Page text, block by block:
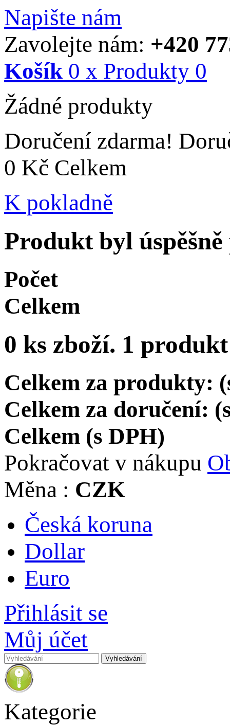
Napište nám
Zavolejte nám: +420
Košík 0 x Produkty 0
Žádné produkty
Doručení zdarma!
0 Kč Celkem
K pokladně
Produkt byl
Počet
Celkem
0 ks zboží. 1
Celkem za produkty:
Celkem za doručení:
Celkem (s DPH)
Pokračovat v nákupu
Měna : CZK
Česká koruna
Dollar
Euro
Přihlásit se
Můj účet
Vyhledávání
Kategorie